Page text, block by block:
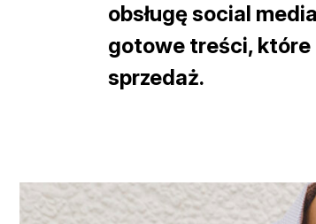
obsługę social media
gotowe treści, które
sprzedaż.